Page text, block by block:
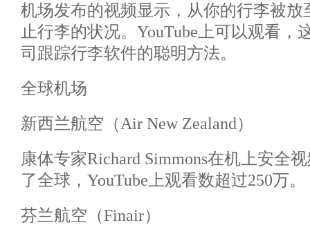
机场发布的视频显示，从你的行李被
止行李的状况。YouTube上可以观看，
司跟踪行李软件的聪明方法。
全球机场
新西兰航空（Air New Zealand）
康体专家Richard Simmons在机上安全
了全球，YouTube上观看数超过250万。
芬兰航空（Finair）